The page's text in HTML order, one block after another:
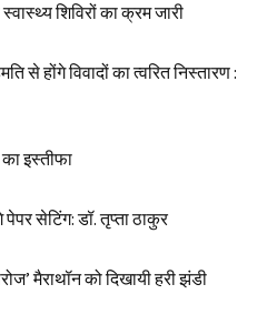
शिविरों का क्रम जारी
से होंगे विवादों का त्वरित निस्तारण :
इस्तीफा
सेटिंग: डॉ. तृप्ता ठाकुर
मैराथॉन को दिखायी हरी झंडी